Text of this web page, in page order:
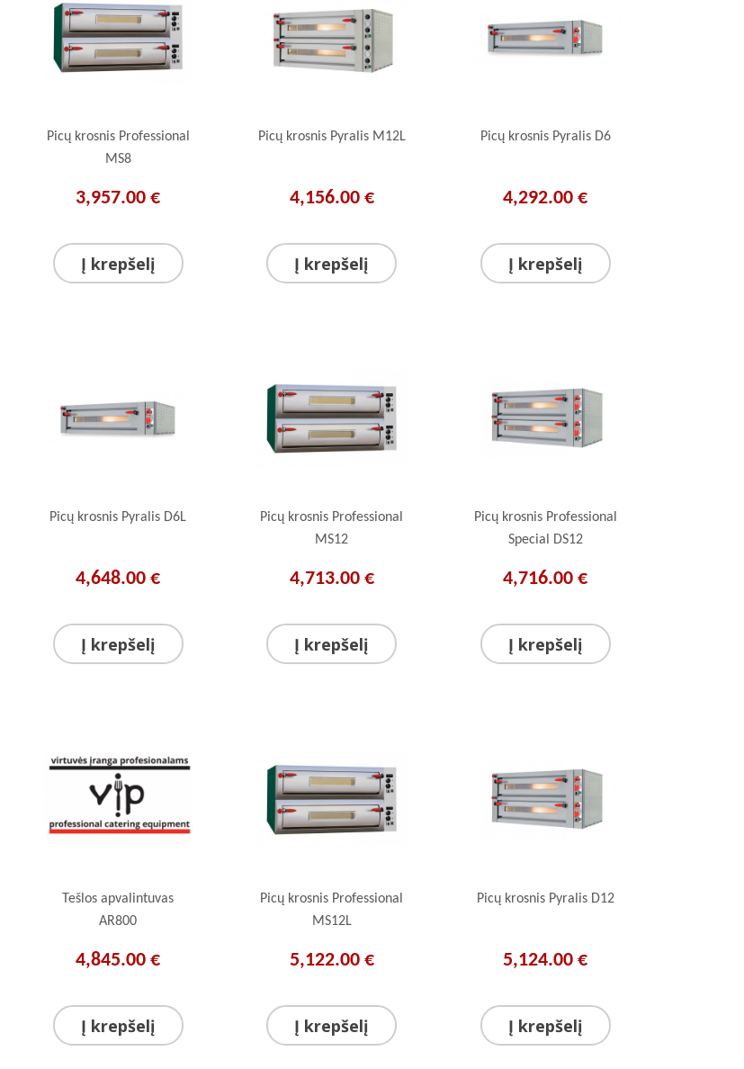
Picų krosnis Professional
MS8
3,957.00 €
Į krepšelį
Picų krosnis Pyralis M12L
4,156.00 €
Į krepšelį
Picų krosnis Pyralis D6
4,292.00 €
Į krepšelį
Picų krosnis Pyralis D6L
4,648.00 €
Į krepšelį
Picų krosnis Professional
MS12
4,713.00 €
Į krepšelį
Picų krosnis Professional
Special DS12
4,716.00 €
Į krepšelį
Tešlos apvalintuvas
AR800
4,845.00 €
Į krepšelį
Picų krosnis Professional
MS12L
5,122.00 €
Į krepšelį
Picų krosnis Pyralis D12
5,124.00 €
Į krepšelį